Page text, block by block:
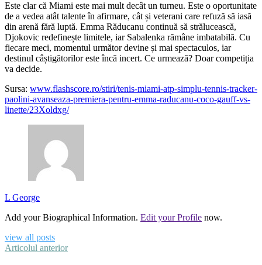
Este clar că Miami este mai mult decât un turneu. Este o oportunitate
de a vedea atât talente în afirmare, cât și veterani care refuză să iasă
din arenă fără luptă. Emma Răducanu continuă să strălucească,
Djokovic redefinește limitele, iar Sabalenka rămâne imbatabilă. Cu
fiecare meci, momentul următor devine și mai spectaculos, iar
destinul câștigătorilor este încă incert. Ce urmează? Doar competiția
va decide.
Sursa: www.flashscore.ro/stiri/tenis-miami-atp-simplu-tennis-tracker-
paolini-avanseaza-premiera-pentru-emma-raducanu-coco-gauff-vs-
linette/23Xoldxg/
L George
Add your Biographical Information. Edit your Profile now.
view all posts
Articolul anterior